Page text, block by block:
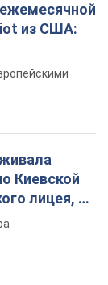
из США:
Киевской
лицея, её